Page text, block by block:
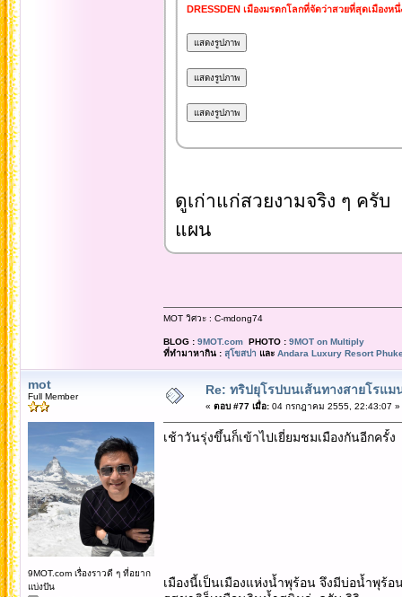
DRESSDEN เมืองมรดกโลกที่จัดว่าสวยที่สุดเมืองหนึ่
ดูเก่าแก่สวยงามจริง ๆ ครั
แผน
MOT วิศวะ : C-mdong74
BLOG : 9MOT.comPHOTO : 9MOT on Multiply
ที่ทำมาหากิน : สุโขสปา และ Andara Luxury Resort
mot
Full Member
9MOT.com เรื่องราวดี ๆ ที่อยาก
แบ่งปัน
Re: ทริปยุโรปบนเส้นทางสายโรแม
« ตอบ #77 เมื่อ:04 กรกฎาคม 2555, 22:43:07 »
เช้าวันรุ่งขึ้นก็เข้าไปเยี่ยมชมเมืองกันอีกครั้
เมืองนี้เป็นเมืองแห่งน้ำพุร้อน จึงมีบ่อน้ำพุ